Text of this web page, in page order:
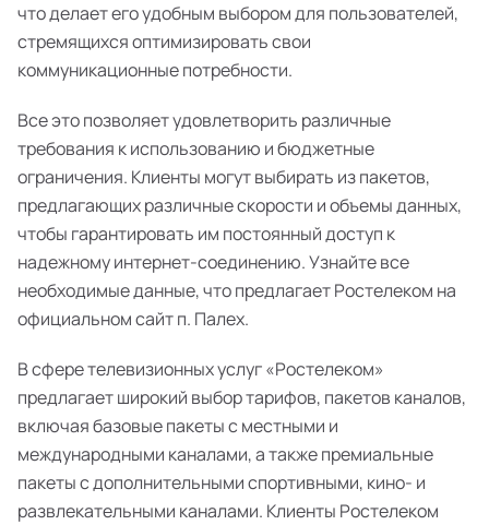
что делает его удобным выбором для пользователей,
стремящихся оптимизировать свои
коммуникационные потребности.
Все это позволяет удовлетворить различные
требования к использованию и бюджетные
ограничения. Клиенты могут выбирать из пакетов,
предлагающих различные скорости и объемы данных,
чтобы гарантировать им постоянный доступ к
надежному интернет-соединению. Узнайте все
необходимые данные, что предлагает Ростелеком на
официальном сайт п. Палех.
В сфере телевизионных услуг «Ростелеком»
предлагает широкий выбор тарифов, пакетов каналов,
включая базовые пакеты с местными и
международными каналами, а также премиальные
пакеты с дополнительными спортивными, кино- и
развлекательными каналами. Клиенты Ростелеком